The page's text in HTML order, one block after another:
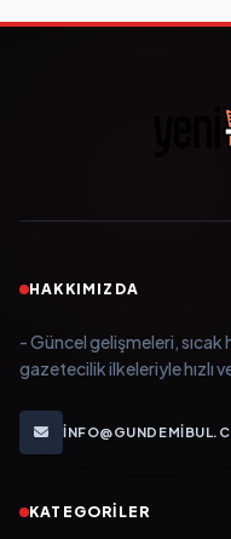
HAKKIMIZDA
- Güncel gelişmeleri, sıcak
gazetecilik ilkeleriyle hızlı
KATEGORILER